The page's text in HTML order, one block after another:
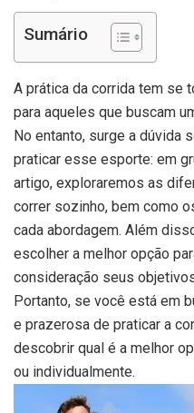
Sumário
A prática da corrida tem se
para aqueles que buscam
No entanto, surge a dúvida
praticar esse esporte: em
artigo, exploraremos as
correr sozinho, bem como
cada abordagem. Além
escolher a melhor opção
consideração seus
Portanto, se você está em
e prazerosa de praticar a
descobrir qual é a melhor
ou individualmente.